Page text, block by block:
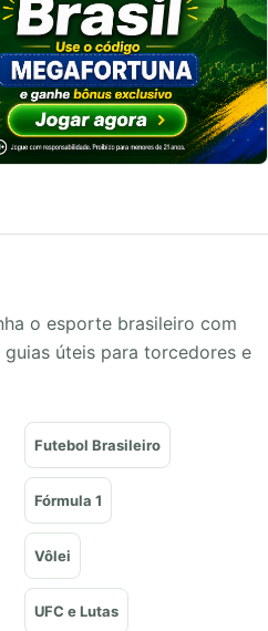
o esporte brasileiro com
úteis para torcedores e
Futebol Brasileiro
Fórmula 1
Vôlei
UFC e Lutas